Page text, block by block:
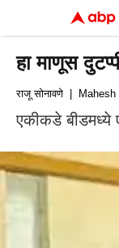
हा माणूस
राजू सोनावणे | Mahesh
एकीकडे बीडमध्ये